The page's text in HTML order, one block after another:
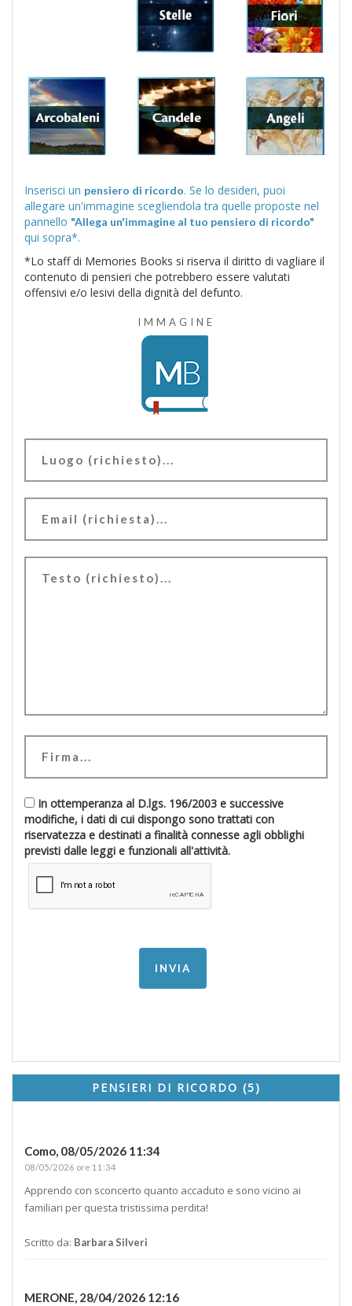
Inserisci un pensiero di ricordo. Se lo desideri, puoi
allegare un'immagine scegliendola tra quelle proposte nel
pannello "Allega un'immagine al tuo pensiero di ricordo"
qui sopra*.
*Lo staff di Memories Books si riserva il diritto di vagliare il
contenuto di pensieri che potrebbero essere valutati
offensivi e/o lesivi della dignità del defunto.
IMMAGINE
In ottemperanza al D.lgs. 196/2003 e successive
modifiche, i dati di cui dispongo sono trattati con
riservatezza e destinati a finalità connesse agli obblighi
previsti dalle leggi e funzionali all'attività.
PENSIERI DI RICORDO (5)
Como, 08/05/2026 11:34
08/05/2026 ore 11:34
Apprendo con sconcerto quanto accaduto e sono vicino ai
familiari per questa tristissima perdita!
Scritto da: Barbara Silveri
MERONE, 28/04/2026 12:16